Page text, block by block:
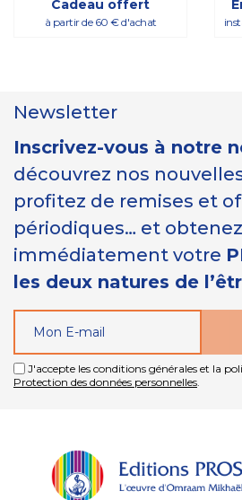
Cadeau offert
à partir de 60 € d'achat
Newsletter
Inscrivez-vous à notre
découvrez nos
profitez de remises et
périodiques… et obtenez
immédiatement votre
les deux natures de
J'accepte les conditions générales et la
Protection des données personnelles.